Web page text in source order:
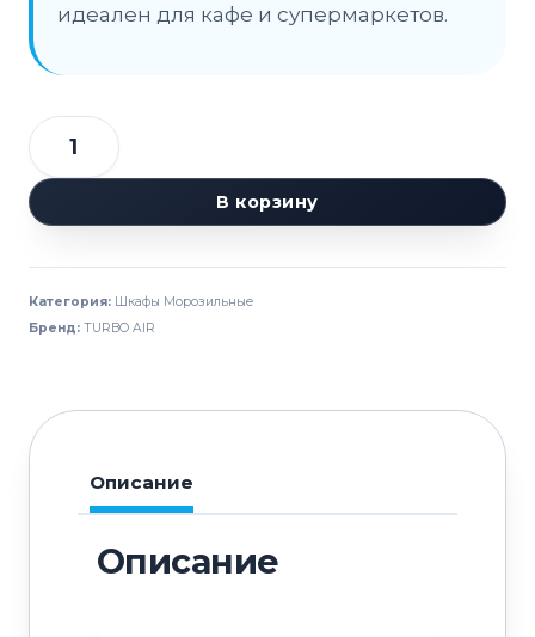
идеален для кафе и супермаркетов.
Количество
товара
Шкаф
AIR
сквозной
В корзину
Категория: Шкафы Морозильные
Бренд: TURBO AIR
Описание
Описание